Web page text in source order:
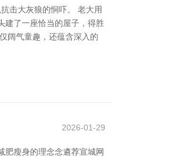
击大灰狼的恫吓。 老大用
建了一座恰当的屋子，得胜
阔气童趣，还蕴含深入的
2026-01-29
肥瘦身的理念念遴荐宣城网